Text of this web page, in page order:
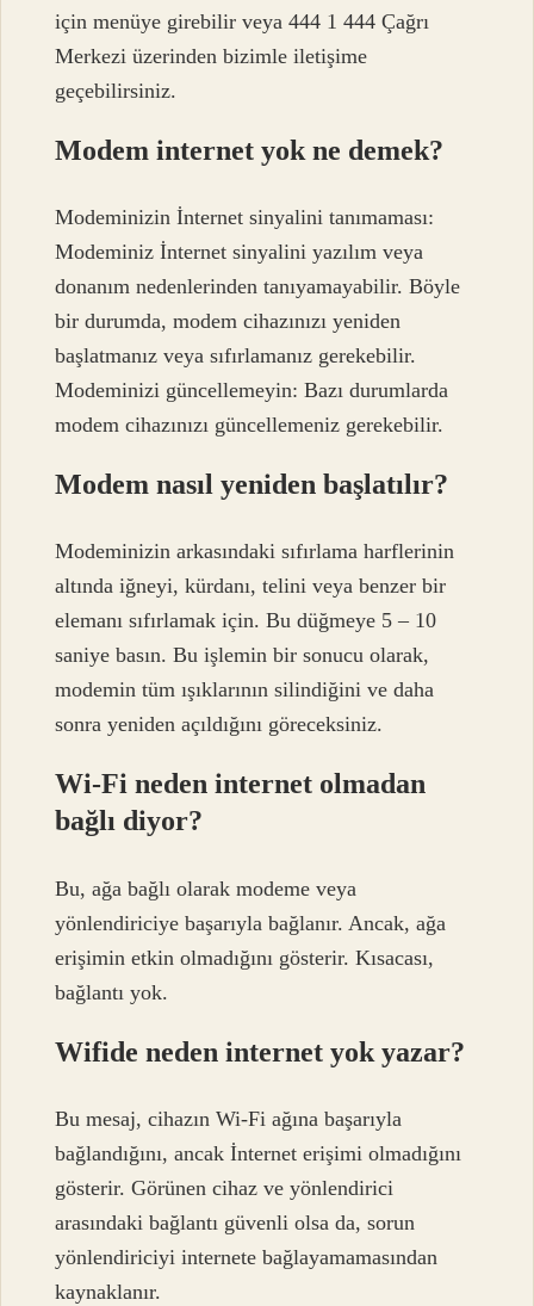
için menüye girebilir veya 444 1 444 Çağrı
Merkezi üzerinden bizimle iletişime
geçebilirsiniz.
Modem internet yok ne demek?
Modeminizin İnternet sinyalini tanımaması:
Modeminiz İnternet sinyalini yazılım veya
donanım nedenlerinden tanıyamayabilir. Böyle
bir durumda, modem cihazınızı yeniden
başlatmanız veya sıfırlamanız gerekebilir.
Modeminizi güncellemeyin: Bazı durumlarda
modem cihazınızı güncellemeniz gerekebilir.
Modem nasıl yeniden başlatılır?
Modeminizin arkasındaki sıfırlama harflerinin
altında iğneyi, kürdanı, telini veya benzer bir
elemanı sıfırlamak için. Bu düğmeye 5 – 10
saniye basın. Bu işlemin bir sonucu olarak,
modemin tüm ışıklarının silindiğini ve daha
sonra yeniden açıldığını göreceksiniz.
Wi-Fi neden internet olmadan
bağlı diyor?
Bu, ağa bağlı olarak modeme veya
yönlendiriciye başarıyla bağlanır. Ancak, ağa
erişimin etkin olmadığını gösterir. Kısacası,
bağlantı yok.
Wifide neden internet yok yazar?
Bu mesaj, cihazın Wi-Fi ağına başarıyla
bağlandığını, ancak İnternet erişimi olmadığını
gösterir. Görünen cihaz ve yönlendirici
arasındaki bağlantı güvenli olsa da, sorun
yönlendiriciyi internete bağlayamamasından
kaynaklanır.